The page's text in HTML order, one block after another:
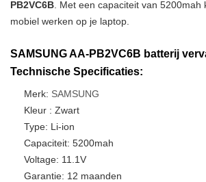
PB2VC6B . Met een capaciteit van
mobiel werken op je laptop.
SAMSUNG AA-PB2VC6B batterij
Technische Specificaties:
Merk: SAMSUNG
Kleur : Zwart
Type: Li-ion
Capaciteit: 5200mah
Voltage: 11.1V
Garantie: 12 maanden